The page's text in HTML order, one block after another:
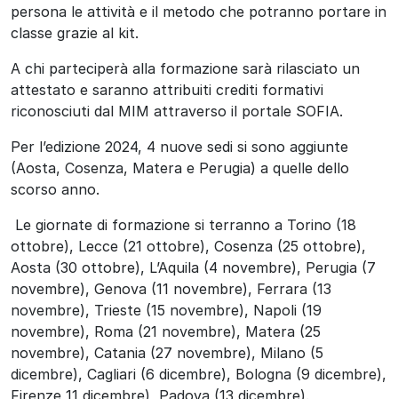
persona le attività e il metodo che potranno portare in
classe grazie al kit.
A chi parteciperà alla formazione sarà rilasciato un
attestato e saranno attribuiti crediti formativi
riconosciuti dal MIM attraverso il portale SOFIA.
Per l’edizione 2024, 4 nuove sedi si sono aggiunte
(Aosta, Cosenza, Matera e Perugia) a quelle dello
scorso anno.
Le giornate di formazione si terranno a Torino (18
ottobre), Lecce (21 ottobre), Cosenza (25 ottobre),
Aosta (30 ottobre), L’Aquila (4 novembre), Perugia (7
novembre), Genova (11 novembre), Ferrara (13
novembre), Trieste (15 novembre), Napoli (19
novembre), Roma (21 novembre), Matera (25
novembre), Catania (27 novembre), Milano (5
dicembre), Cagliari (6 dicembre), Bologna (9 dicembre),
Firenze 11 dicembre), Padova (13 dicembre).